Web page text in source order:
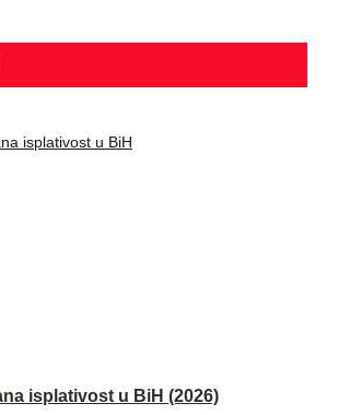
isplativost u BiH (2026)